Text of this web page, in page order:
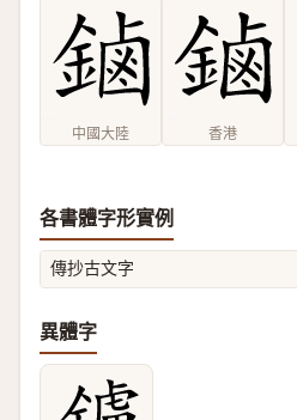
中國大陸 香港
各書體字形實例
傳抄古文字
異體字